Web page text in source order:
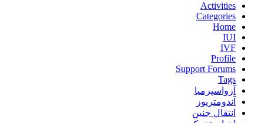
Activities
Categories
Home
IUI
IVF
Profile
Support Forums
Tags
آزواسپرمیا
آندومتریوز
انتقال جنین